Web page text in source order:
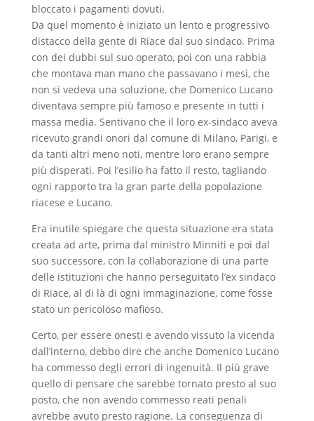
bloccato i pagamenti dovuti.
Da quel momento è iniziato un lento e progressivo
distacco della gente di Riace dal suo sindaco. Prima
con dei dubbi sul suo operato, poi con una rabbia
che montava man mano che passavano i mesi, che
non si vedeva una soluzione, che Domenico Lucano
diventava sempre più famoso e presente in tutti i
massa media. Sentivano che il loro ex-sindaco aveva
ricevuto grandi onori dal comune di Milano, Parigi, e
da tanti altri meno noti, mentre loro erano sempre
più disperati. Poi l’esilio ha fatto il resto, tagliando
ogni rapporto tra la gran parte della popolazione
riacese e Lucano.
Era inutile spiegare che questa situazione era stata
creata ad arte, prima dal ministro Minniti e poi dal
suo successore, con la collaborazione di una parte
delle istituzioni che hanno perseguitato l’ex sindaco
di Riace, al di là di ogni immaginazione, come fosse
stato un pericoloso mafioso.
Certo, per essere onesti e avendo vissuto la vicenda
dall’interno, debbo dire che anche Domenico Lucano
ha commesso degli errori di ingenuità. Il più grave
quello di pensare che sarebbe tornato presto al suo
posto, che non avendo commesso reati penali
avrebbe avuto presto ragione. La conseguenza di